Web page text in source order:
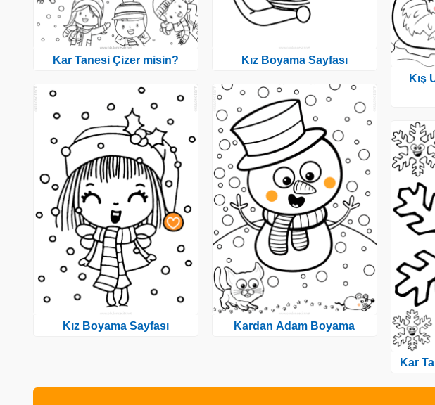
Kar Tanesi Çizer misin?
Kız Boyama Sayfası
Kız Boyama Sayfası
Kardan Adam Boyama
Kış
Kar